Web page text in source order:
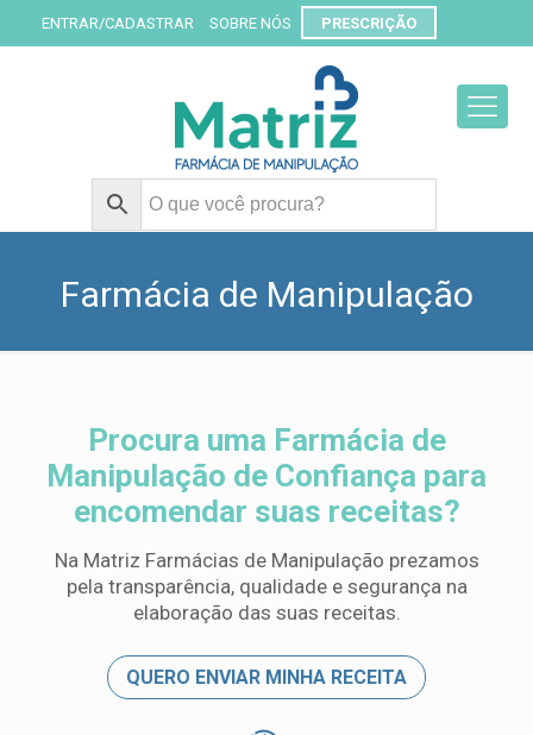
ENTRAR/CADASTRAR SOBRE NÓS PRESCRIÇÃO
Farmácia de Manipulação
uma
Farmácia
de
Manipulação
de
Confiança
Procura uma Farmácia de
Manipulação de Confiança para
encomendar suas receitas?
Na Matriz Farmácias de Manipulação prezamos
pela transparência, qualidade e segurança na
elaboração das suas receitas.
QUERO ENVIAR MINHA RECEITA